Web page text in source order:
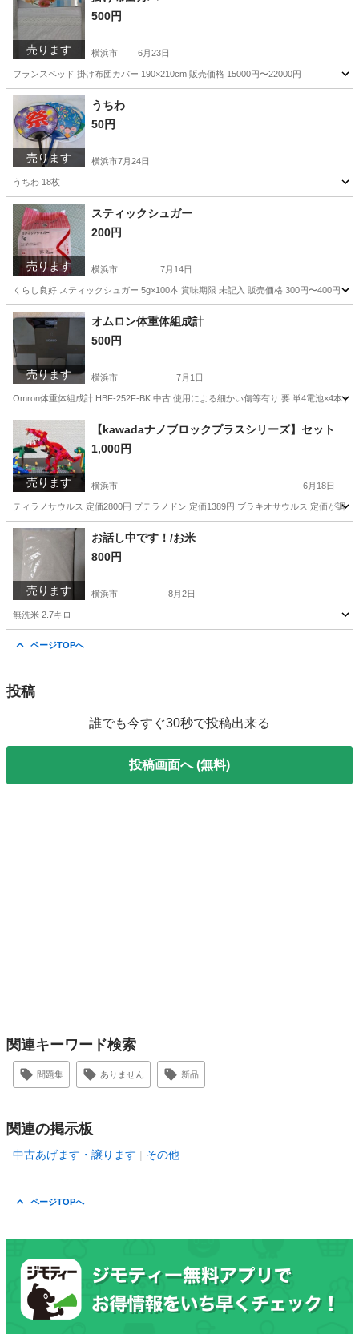
売ります
500円
横浜市 6月23日
フランスベッド 掛け布団カバー 190×210cm 販売価格 15000円〜22000円
神奈川 横浜市 ベビー用品
売ります
うちわ
50円
横浜市7月24日
うちわ 18枚
神奈川 横浜市 うちわ
売ります
スティックシュガー
200円
横浜市 7月14日
くらし良好 スティックシュガー 5g×100本 賞味期限 未記入 販売価格 300円〜400円
神奈川 横浜市
売ります
オムロン体重体組成計
500円
横浜市 7月1日
Omron体重体組成計 HBF-252F-BK 中古 使用による細かい傷等有り 要 単4電池×4本
神奈川 横浜市 体組成計
売ります
【kawadaナノブロックプラスシリーズ】セット
1,000円
横浜市 6月18日
ティラノサウルス 定価2800円 プテラノドン 定価1389円 ブラキオサウルス 定価が調
神奈川 横浜市 その他
売ります
お話し中です！/お米
800円
横浜市 8月2日
無洗米 2.7キロ
ページTOPへ
投稿
誰でも今すぐ30秒で投稿出来る
投稿画面へ (無料)
関連キーワード検索
問題集 ありません 新品
関連の掲示板
中古あげます・譲ります その他
ページTOPへ